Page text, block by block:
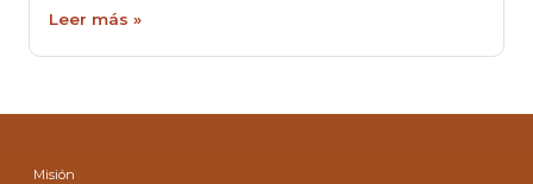
Leer más »
Misión